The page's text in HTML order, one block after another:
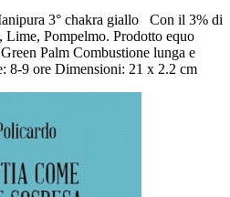
3° chakra giallo Con il 3% di
Lime, Pompelmo. Prodotto equo
Palm Combustione lunga e
8-9 ore Dimensioni: 21 x 2.2 cm